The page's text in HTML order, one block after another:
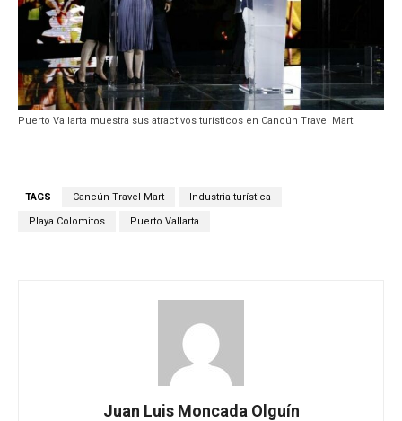
Puerto Vallarta muestra sus atractivos turísticos en Cancún Travel Mart.
TAGS Cancún Travel Mart Industria turística
Playa Colomitos Puerto Vallarta
Juan Luis Moncada Olguín